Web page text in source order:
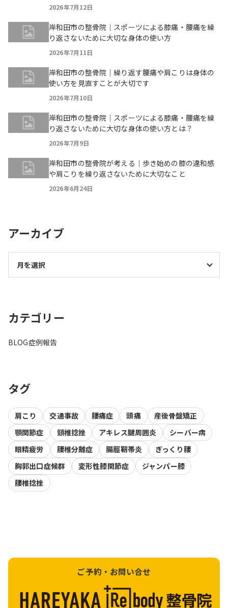
2026年7月12日
岸和田市の整骨院｜スポーツによる膝痛・腰痛を繰
り返さないために大切な身体の使い方
2026年7月11日
岸和田市の整骨院｜繰り返す腰痛や肩こりは身体の
使い方を見直すことが大切です
2026年7月10日
岸和田市の整骨院｜スポーツによる膝痛・腰痛を繰
り返さないために大切な身体の使い方とは？
2026年7月9日
岸和田市の整骨院が考える｜歩き始めの膝の違和感
や肩こりを繰り返さないために大切なこと
2026年6月24日
アーカイブ
カテゴリー
BLOG症例報告
タグ
肩こり 交通事故 腰痛症 頭痛
産後骨盤矯正
顎関節症
頸椎捻挫 アキレス腱周囲炎
シーバー病
眼精疲労
腰椎分離症 腸脛靭帯炎
ぎっくり腰
胸郭出口症候群
変形性膝関節症
ジャンパー膝
腰椎捻挫
ご予約・お問い合せ